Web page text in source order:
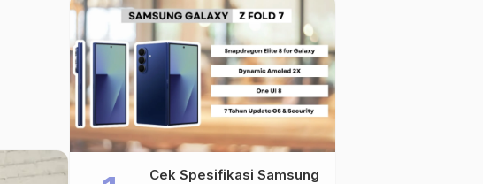
Cek Spesifikasi Samsung